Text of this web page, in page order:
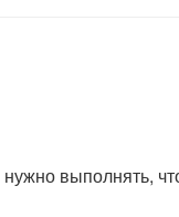
выполнять,